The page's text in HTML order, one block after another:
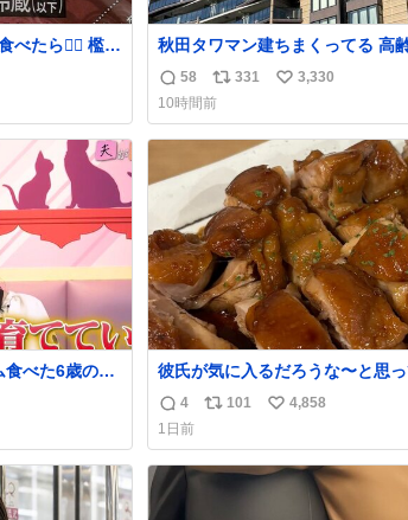
とこだ
秋田タワマン建ちまくってる 高
て駅前にコンパクトシティつくっ
住ませる考えらしい 病院も全部
返
信
数
58
リ
ポ
ス
ト
数
331
い
ね
数
3,330
10時間前
べた6歳の弟
彼氏が気に入るだろうな〜と思
想像の何倍も美味しい美味しい言
嬉しい
返
信
数
4
リ
ス
ト
101
い
ね
数
4,858
1日前